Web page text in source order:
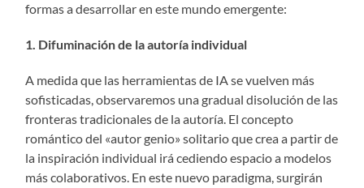
formas a desarrollar en este mundo emergente:
1. Difuminación de la autoría individual
A medida que las herramientas de IA se vuelven más
sofisticadas, observaremos una gradual disolución de las
fronteras tradicionales de la autoría. El concepto
romántico del «autor genio» solitario que crea a partir de
la inspiración individual irá cediendo espacio a modelos
más colaborativos. En este nuevo paradigma, surgirán